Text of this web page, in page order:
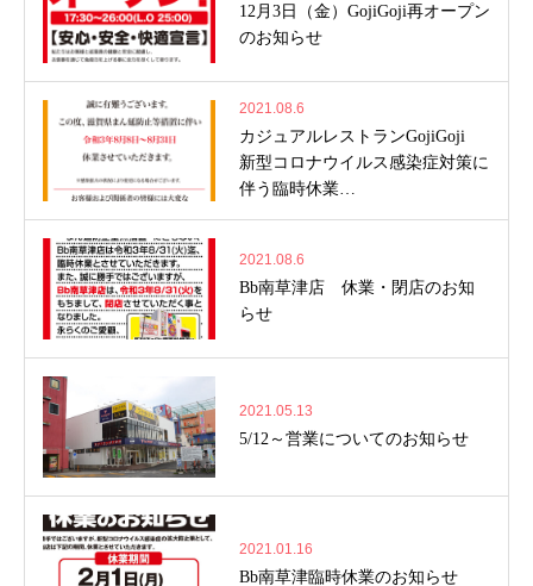
12月3日（金）GojiGoji再オープン
のお知らせ
2021.08.6
カジュアルレストランGojiGoji
新型コロナウイルス感染症対策に
伴う臨時休業…
2021.08.6
Bb南草津店 休業・閉店のお知
らせ
2021.05.13
5/12～営業についてのお知らせ
2021.01.16
Bb南草津臨時休業のお知らせ